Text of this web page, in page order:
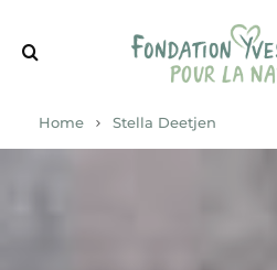
Home Stella Deetjen